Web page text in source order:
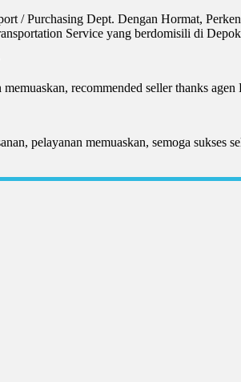
/ Purchasing Dept. Dengan Hormat,
Service yang berdomisili di
recommended seller thanks agen
pelayanan memuaskan, semoga sukses